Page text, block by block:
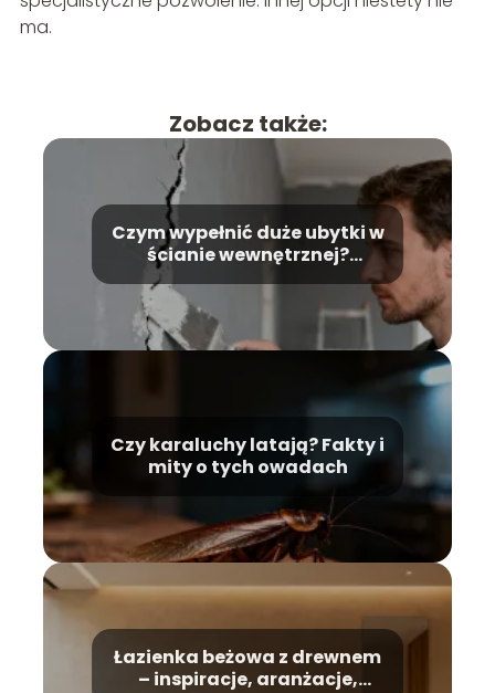
ma.
Zobacz także:
Czym wypełnić duże ubytki w
ścianie wewnętrznej?
Poradnik krok po kroku
Czy karaluchy latają? Fakty i
mity o tych owadach
Łazienka beżowa z drewnem
– inspiracje, aranżacje,